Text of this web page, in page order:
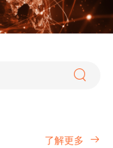

了解更多 